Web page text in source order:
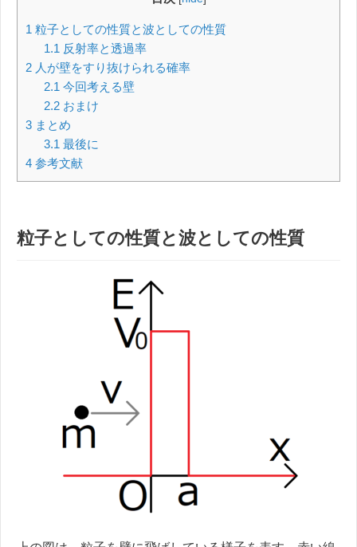
1 粒子としての性質と波としての性質
1.1 反射率と透過率
2 人が壁をすり抜けられる確率
2.1 今回考える壁
2.2おまけ
3 まとめ
3.1 最後に
4 参考文献
粒子としての性質と波としての性質